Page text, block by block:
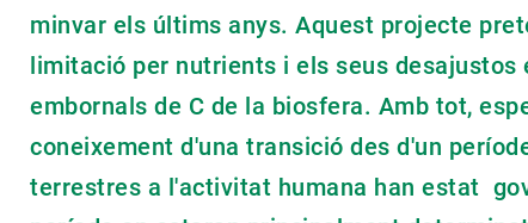
minvar els últims anys. Aquest projecte
limitació per nutrients i els seus
embornals de C de la biosfera. Amb tot,
coneixement d'una transició des d'un
terrestres a l'activitat humana han estat